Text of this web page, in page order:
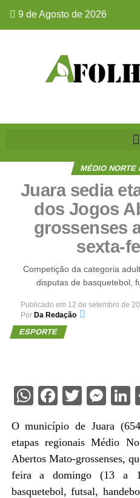
9 de Agosto de 2026
MÉDIO NORTE
Juara sedia
dos Jogos
grossenses
sexta-
Competição da categoria
disputas de basquetebol,
Publicado em 12 de setembro de
Por Da Redação
ESPORTE
WhatsApp
Facebook
O município de Juara
etapas regionais Médio
Abertos Mato-grossenses,
feira a domingo (13 a
basquetebol, futsal,